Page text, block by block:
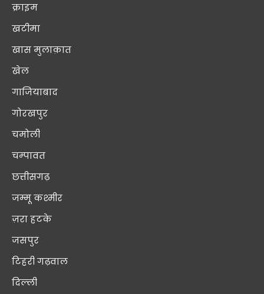
क्राइम
खटीमा
खास मुलाक़ात
खेल
गाजियाबाद
गोरखपुर
चमोली
चम्पावत
छत्तीसगढ़
जम्मू कश्मीर
ज़रा हटके
जसपुर
टिहरी गढ़वाल
दिल्ली